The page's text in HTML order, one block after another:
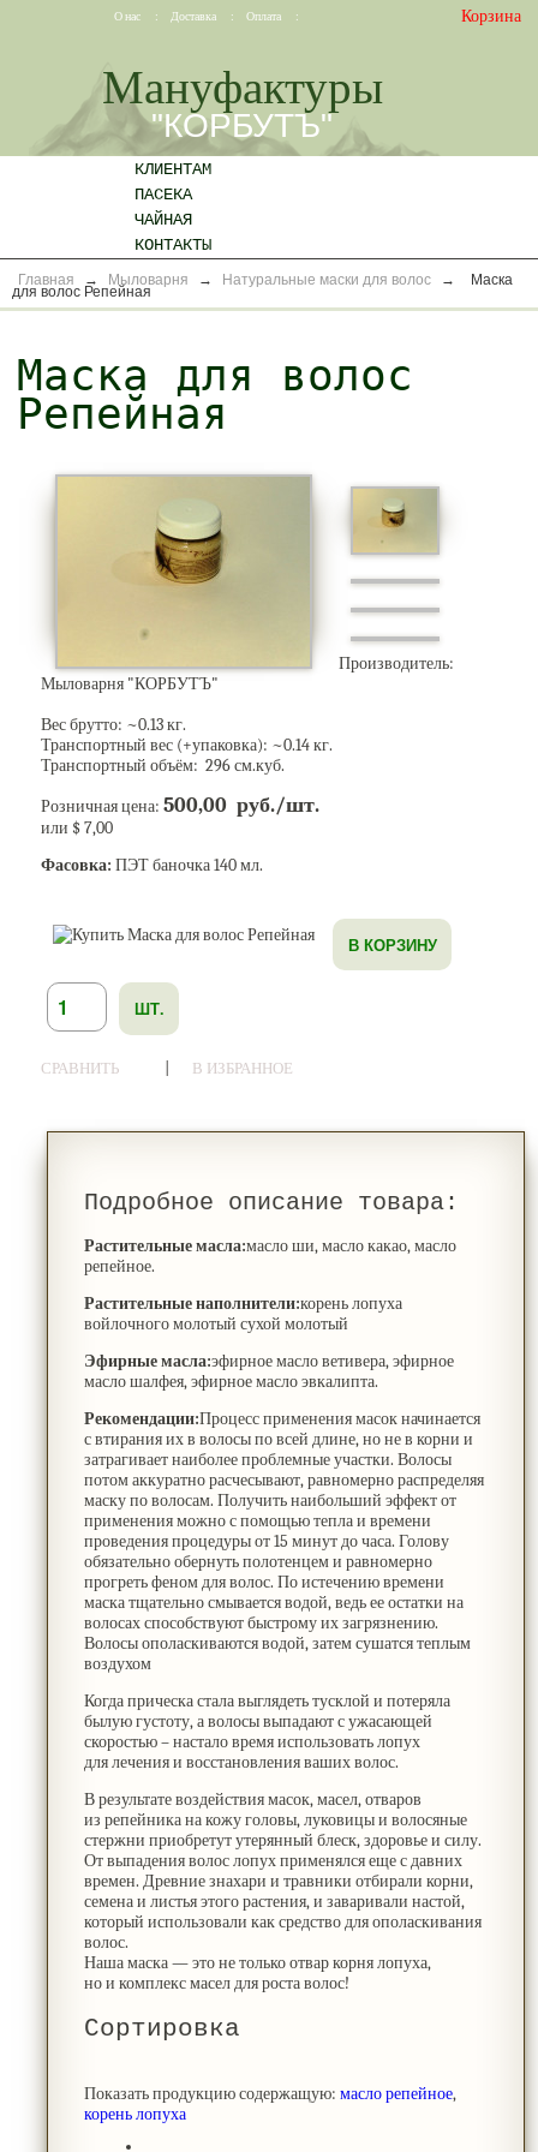
О нас : Доставка : Оплата : Корзина
Мануфактуры
"КОРБУТЪ"
КЛИЕНТАМ
ПАСЕКА
ЧАЙНАЯ
КОНТАКТЫ
Главная → Мыловарня → Натуральные маски для волос → Маска
для волос Репейная
Маска для волос
Репейная
Производитель:
Мыловарня "КОРБУТЪ"
Вес брутто: ~0.13кг.
Транспортный вес (+упаковка): ~0.14кг.
Транспортный объём: 296 см.куб.
Розничная цена: 500,00 руб./шт.
или $ 7,00
Фасовка: ПЭТ баночка 140 мл.
В КОРЗИНУ
ШТ.
СРАВНИТЬ В ИЗБРАННОЕ
Подробное описание товара:
Растительные масла:масло ши, масло какао, масло
репейное.
Растительные наполнители:корень лопуха
войлочного молотый сухой молотый
Эфирные масла:эфирное масло ветивера, эфирное
масло шалфея, эфирное масло эвкалипта.
Рекомендации:Процесс применения масок начинается
с втирания их в волосы по всей длине, но не в корни и
затрагивает наиболее проблемные участки. Волосы
потом аккуратно расчесывают, равномерно распределяя
маску по волосам. Получить наибольший эффект от
применения можно с помощью тепла и времени
проведения процедуры от 15 минут до часа. Голову
обязательно обернуть полотенцем и равномерно
прогреть феном для волос. По истечению времени
маска тщательно смывается водой, ведь ее остатки на
волосах способствуют быстрому их загрязнению.
Волосы ополаскиваются водой, затем сушатся теплым
воздухом
Когда прическа стала выглядеть тусклой и потеряла
былую густоту, а волосы выпадают с ужасающей
скоростью – настало время использовать лопух
для лечения и восстановления ваших волос.
В результате воздействия масок, масел, отваров
из репейника на кожу головы, луковицы и волосяные
стержни приобретут утерянный блеск, здоровье и силу.
От выпадения волос лопух применялся еще с давних
времен. Древние знахари и травники отбирали корни,
семена и листья этого растения, и заваривали настой,
который использовали как средство для ополаскивания
волос.
Наша маска — это не только отвар корня лопуха,
но и комплекс масел для роста волос!
Сортировка
Показать продукцию содержащую: масло репейное,
корень лопуха